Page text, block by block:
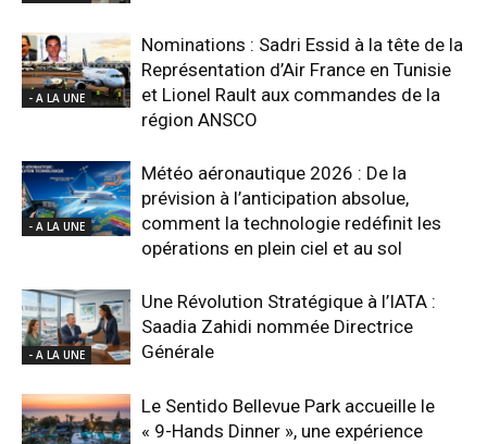
- A LA UNE
Nominations : Sadri Essid à la tête de la
Représentation d’Air France en Tunisie
et Lionel Rault aux commandes de la
région ANSCO
- A LA UNE
Météo aéronautique 2026 : De la
prévision à l’anticipation absolue,
comment la technologie redéfinit les
opérations en plein ciel et au sol
- A LA UNE
Une Révolution Stratégique à l’IATA :
Saadia Zahidi nommée Directrice
Générale
Le Sentido Bellevue Park accueille le
« 9-Hands Dinner », une expérience